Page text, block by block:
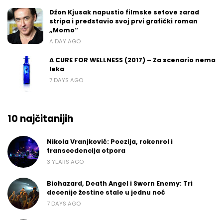
Džon Kjusak napustio filmske setove zarad
stripa i predstavio svoj prvi grafički roman
„Momo“
A DAY AGO
A CURE FOR WELLNESS (2017) – Za scenario nema
leka
7 DAYS AGO
10 najčitanijih
Nikola Vranjković: Poezija, rokenrol i
transcedencija otpora
3 YEARS AGO
Biohazard, Death Angel i Sworn Enemy: Tri
decenije žestine stale u jednu noć
7 DAYS AGO